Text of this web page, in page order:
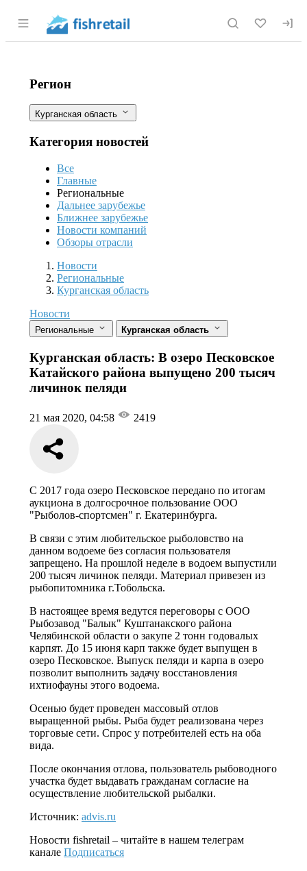
Раздел навигации по сайту fishretail.ru
Курганская область: В озеро
Фильтры
Регион
Курганская область
Категория новостей
Все
Главные
Региональные
Дальнее зарубежье
Ближнее зарубежье
Новости компаний
Обзоры отрасли
Новости
Разделы
Новости
Региональные
Курганская область
Новости
Региональные Курганская область
Курганская область: В озеро Песковское
Катайского района выпущено 200 тысяч
личинок пеляди
21 мая 2020, 04:58 2419
С 2017 года озеро Песковское передано по итогам
аукциона в долгосрочное пользование ООО
"Рыболов-спортсмен" г. Екатеринбурга.
В связи с этим любительское рыболовство на
данном водоеме без согласия пользователя
запрещено. На прошлой неделе в водоем выпустили
200 тысяч личинок пеляди. Материал привезен из
рыбопитомника г.Тобольска.
В настоящее время ведутся переговоры с ООО
Рыбозавод "Балык" Куштанакского района
Челябинской области о закупе 2 тонн годовалых
карпят. До 15 июня карп также будет выпущен в
озеро Песковское. Выпуск пеляди и карпа в озеро
позволит выполнить задачу восстановления
ихтиофауны этого водоема.
Осенью будет проведен массовый отлов
выращенной рыбы. Рыба будет реализована через
торговые сети. Спрос у потребителей есть на оба
вида.
После окончания отлова, пользователь рыбоводного
участка будет выдавать гражданам согласие на
осуществление любительской рыбалки.
Источник: advis.ru
Новости fishretail – читайте в нашем телеграм
канале Подписаться